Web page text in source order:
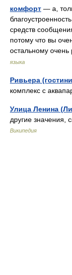
комфорт — а,
средств
потому что вы
остальному
языка
Ривьера
комплекс с
Улица Ленина
другие
Википедия